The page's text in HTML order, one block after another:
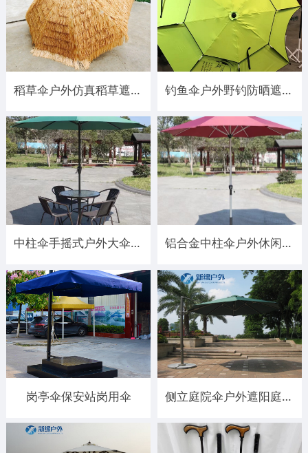
稻草伞户外仿真稻草遮阳伞 钓鱼伞户外野钓防晒遮阳伞
中柱伞手摇式户外大伞生产定制 铝合金中柱伞户外休闲阳伞
岗亭伞保安站岗用伞 侧立庭院伞户外遮阳庭院伞